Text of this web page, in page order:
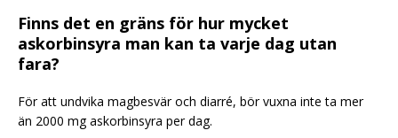
Finns det en gräns för hur mycket
askorbinsyra man kan ta varje dag utan
fara?
För att undvika magbesvär och diarré, bör vuxna inte ta mer
än 2000 mg askorbinsyra per dag.